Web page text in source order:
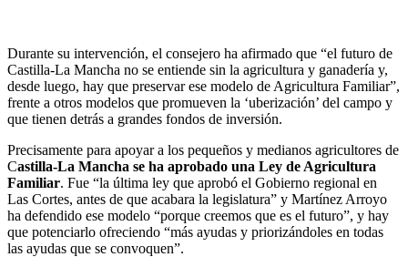
Durante su intervención, el consejero ha afirmado que “el futuro de
Castilla-La Mancha no se entiende sin la agricultura y ganadería y,
desde luego, hay que preservar ese modelo de Agricultura Familiar”,
frente a otros modelos que promueven la ‘uberización’ del campo y
que tienen detrás a grandes fondos de inversión.
Precisamente para apoyar a los pequeños y medianos agricultores de
Castilla-La Mancha se ha aprobado una Ley de Agricultura
Familiar. Fue “la última ley que aprobó el Gobierno regional en
Las Cortes, antes de que acabara la legislatura” y Martínez Arroyo
ha defendido ese modelo “porque creemos que es el futuro”, y hay
que potenciarlo ofreciendo “más ayudas y priorizándoles en todas
las ayudas que se convoquen”.